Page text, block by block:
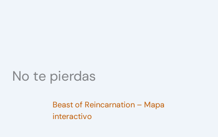
No te pierdas
Beast of Reincarnation – Mapa
interactivo